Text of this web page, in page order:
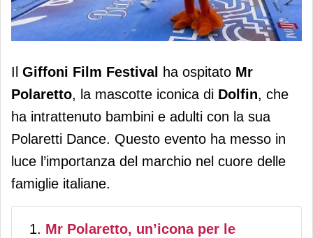
Dolfin, Mr Polaretto è al Giffoni Film
Il Giffoni Film Festival ha ospitato Mr
Polaretto, la mascotte iconica di Dolfin, che
ha intrattenuto bambini e adulti con la sua
Polaretti Dance. Questo evento ha messo in
luce l’importanza del marchio nel cuore delle
famiglie italiane.
Mr Polaretto, un’icona per le